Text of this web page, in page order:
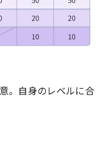
。自身のレベルに合